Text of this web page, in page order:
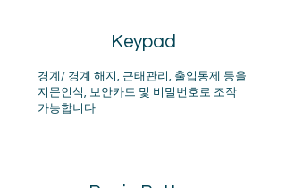
Keypad
경계/ 경계 해지, 근태관리, 출입통제 등을
지문인식, 보안카드 및 비밀번호로 조작
가능합니다.